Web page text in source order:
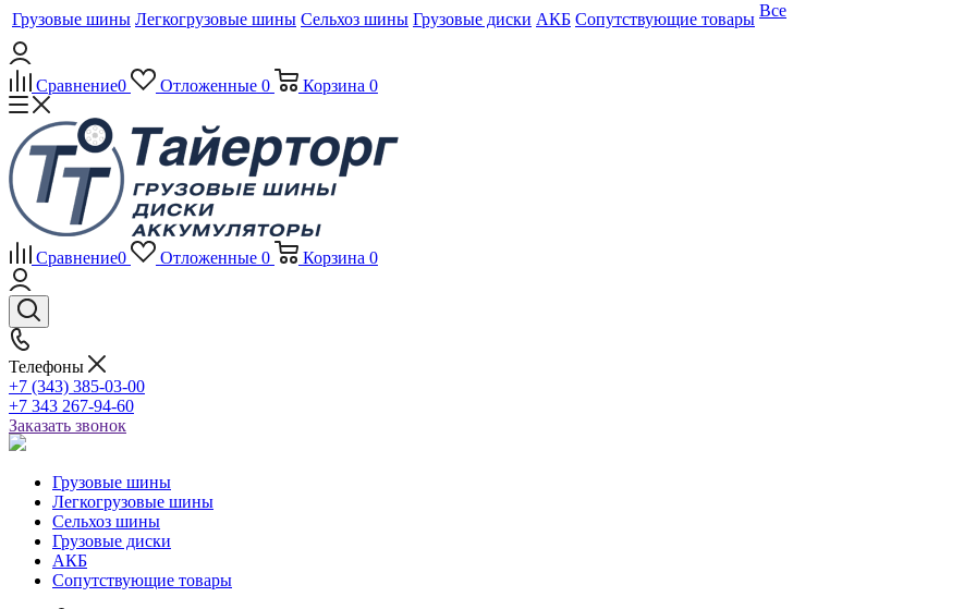
Грузовые шины Легкогрузовые шины Сельхоз шины Грузовые диски АКБ Сопутствующие товары Все
Сравнение0 Отложенные 0 Корзина 0
Сравнение0 Отложенные 0 Корзина 0
Телефоны
+7 (343) 385-03-00
+7 343 267-94-60
Заказать звонок
Грузовые шины
Легкогрузовые шины
Сельхоз шины
Грузовые диски
АКБ
Сопутствующие товары